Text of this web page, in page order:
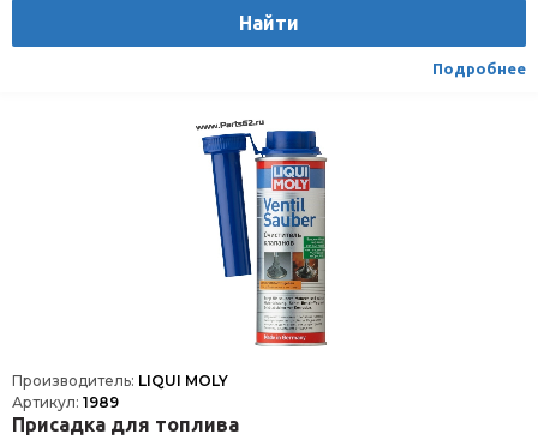
Найти
Подробнее
Производитель: LIQUI MOLY
Артикул: 1989
Присадка для топлива